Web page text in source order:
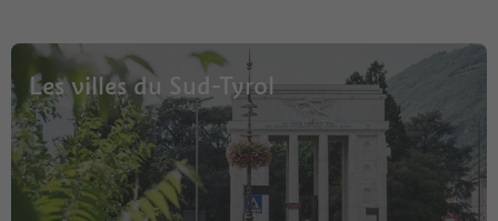
Les villes du Sud-Tyrol